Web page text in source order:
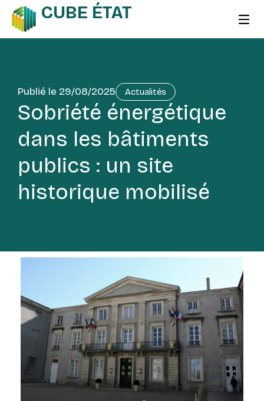
CUBE ÉTAT
Publié le 29/08/2025 Actualités
Sobriété énergétique
dans les bâtiments
publics : un site
historique mobilisé